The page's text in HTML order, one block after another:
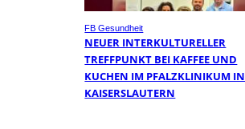
FB Gesundheit
NEUER INTERKULTURELLER
TREFFPUNKT BEI KAFFEE UND
KUCHEN IM PFALZKLINIKUM IN
KAISERSLAUTERN